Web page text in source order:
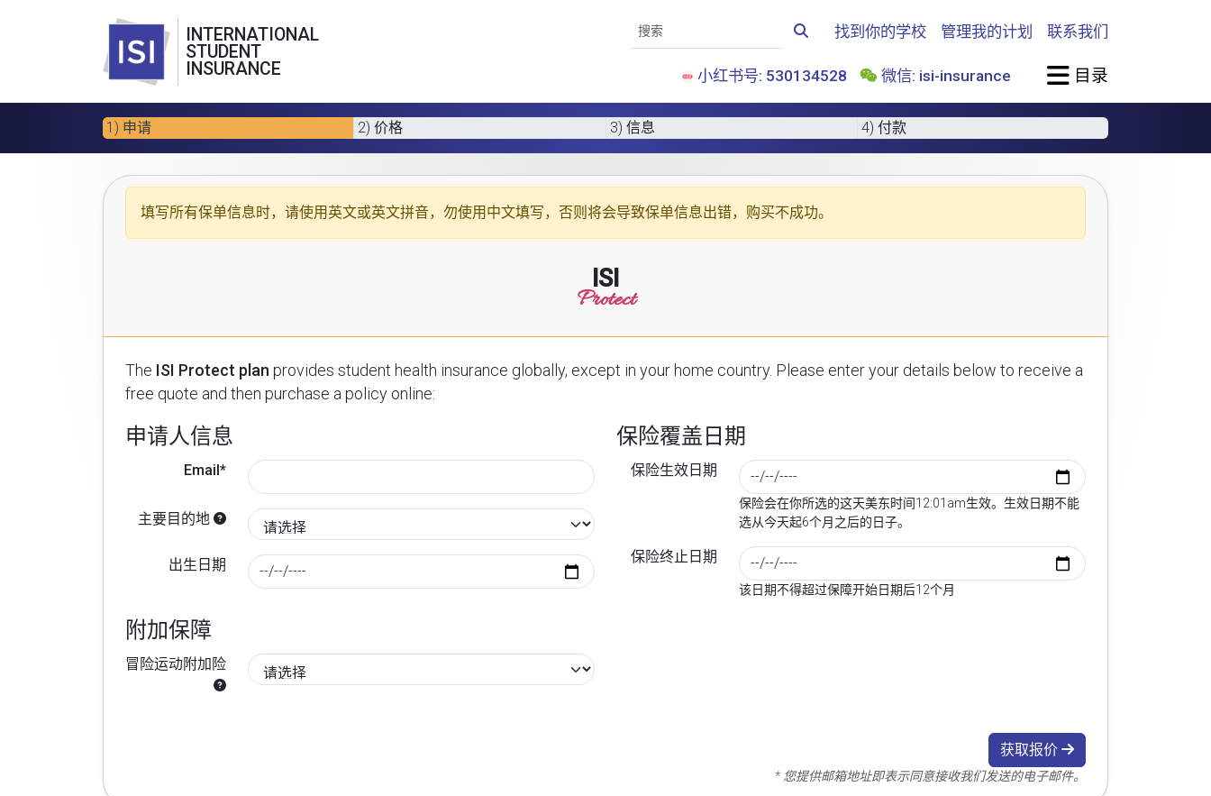
INTERNATIONAL
STUDENT
INSURANCE
找到你的学校 管理我的计划 联系我们
小红书号: 530134528 微信: isi-insurance 目录
1) 申请 2) 价格 3) 信息 4) 付款
填写所有保单信息时，请使用 英文或英文拼音，勿使用中文填写，否则将会导致保单信息出错，购买不成功。
ISI
Protect
The ISI Protect plan provides student health insurance globally, except in your home country. Please enter your details below to receive a
free quote and then purchase a policy online:
申请人信息
Email*
主要目的地
出生日期
保险覆盖日期
保险生效日期
保险会在你所选的这天美东时间12:01am生效。生效日期不能
选从今天起6个月之后的日子。
保险终止日期
该日期不得超过保障开始日期后12个月
附加保障
冒险运动附加险
获取报价
* 您提供邮箱地址即表示同意接收我们发送的电子邮件。